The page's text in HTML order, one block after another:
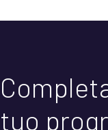
tuo